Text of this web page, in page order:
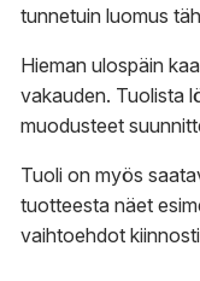
tunnetuin luomus
Hieman ulospäin
vakauden. Tuolista
muodusteet
Tuoli on myös
tuotteesta näet
vaihtoehdot